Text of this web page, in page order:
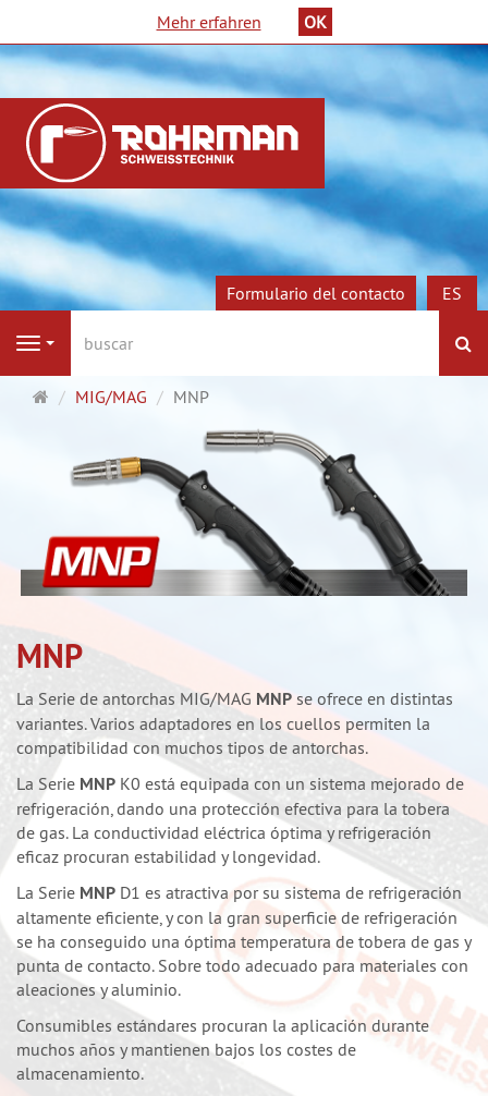
Mehr erfahren OK
Formulario del contacto ES
Navigation
PáginaMIG/MAG MNP
MNP
La Serie de antorchas MIG/MAG MNP se ofrece en distintas
variantes. Varios adaptadores en los cuellos permiten la
compatibilidad con muchos tipos de antorchas.
La Serie MNP K0 está equipada con un sistema mejorado de
refrigeración, dando una protección efectiva para la tobera
de gas. La conductividad eléctrica óptima y refrigeración
eficaz procuran estabilidad y longevidad.
La Serie MNP D1 es atractiva por su sistema de refrigeración
altamente eficiente, y con la gran superficie de refrigeración
se ha conseguido una óptima temperatura de tobera de gas y
punta de contacto. Sobre todo adecuado para materiales con
aleaciones y aluminio.
Consumibles estándares procuran la aplicación durante
muchos años y mantienen bajos los costes de
almacenamiento.